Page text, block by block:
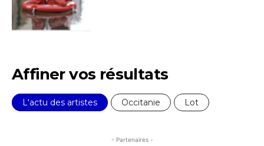
Statut / Organisation
* Champ obligatoire
Affiner vos résultats
L'actu des artistes Occitanie Lot
- Partenaires -